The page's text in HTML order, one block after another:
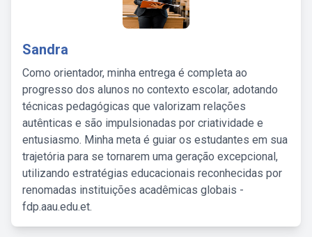
Sandra
Como orientador, minha entrega é completa ao
progresso dos alunos no contexto escolar, adotando
técnicas pedagógicas que valorizam relações
autênticas e são impulsionadas por criatividade e
entusiasmo. Minha meta é guiar os estudantes em sua
trajetória para se tornarem uma geração excepcional,
utilizando estratégias educacionais reconhecidas por
renomadas instituições acadêmicas globais -
fdp.aau.edu.et.